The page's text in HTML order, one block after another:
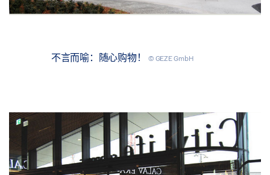
不言而喻：随心购物！© GEZE GmbH